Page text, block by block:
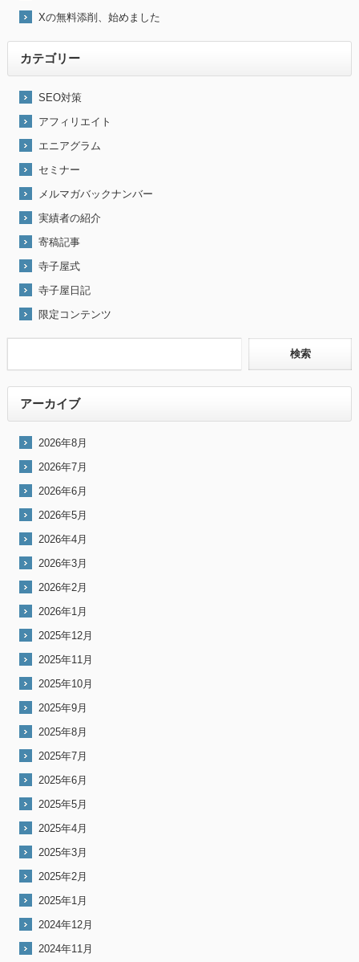
Xの無料添削、始めました
カテゴリー
SEO対策
アフィリエイト
エニアグラム
セミナー
メルマガバックナンバー
実績者の紹介
寄稿記事
寺子屋式
寺子屋日記
限定コンテンツ
アーカイブ
2026年8月
2026年7月
2026年6月
2026年5月
2026年4月
2026年3月
2026年2月
2026年1月
2025年12月
2025年11月
2025年10月
2025年9月
2025年8月
2025年7月
2025年6月
2025年5月
2025年4月
2025年3月
2025年2月
2025年1月
2024年12月
2024年11月